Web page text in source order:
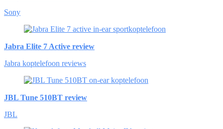
Sony
Jabra Elite 7 Active review
Jabra koptelefoon reviews
JBL Tune 510BT review
JBL